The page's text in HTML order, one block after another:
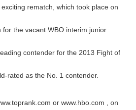
rematch, which took place on
for the vacant WBO interim junior
contender for the 2013 Fight of
rated as the No. 1 contender.
or www.hbo.com , on